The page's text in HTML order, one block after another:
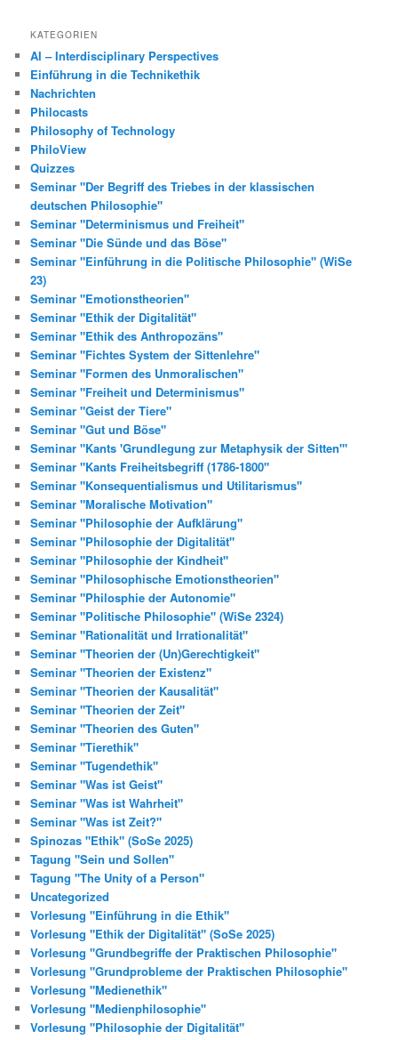
KATEGORIEN
AI – Interdisciplinary Perspectives
Einführung in die Technikethik
Nachrichten
Philocasts
Philosophy of Technology
PhiloView
Quizzes
Seminar "Der Begriff des Triebes in der klassischen
deutschen Philosophie"
Seminar "Determinismus und Freiheit"
Seminar "Die Sünde und das Böse"
Seminar "Einführung in die Politische Philosophie" (WiSe
23)
Seminar "Emotionstheorien"
Seminar "Ethik der Digitalität"
Seminar "Ethik des Anthropozäns"
Seminar "Fichtes System der Sittenlehre"
Seminar "Formen des Unmoralischen"
Seminar "Freiheit und Determinismus"
Seminar "Geist der Tiere"
Seminar "Gut und Böse"
Seminar "Kants 'Grundlegung zur Metaphysik der Sitten'"
Seminar "Kants Freiheitsbegriff (1786-1800"
Seminar "Konsequentialismus und Utilitarismus"
Seminar "Moralische Motivation"
Seminar "Philosophie der Aufklärung"
Seminar "Philosophie der Digitalität"
Seminar "Philosophie der Kindheit"
Seminar "Philosophische Emotionstheorien"
Seminar "Philosphie der Autonomie"
Seminar "Politische Philosophie" (WiSe 2324)
Seminar "Rationalität und Irrationalität"
Seminar "Theorien der (Un)Gerechtigkeit"
Seminar "Theorien der Existenz"
Seminar "Theorien der Kausalität"
Seminar "Theorien der Zeit"
Seminar "Theorien des Guten"
Seminar "Tierethik"
Seminar "Tugendethik"
Seminar "Was ist Geist"
Seminar "Was ist Wahrheit"
Seminar "Was ist Zeit?"
Spinozas "Ethik" (SoSe 2025)
Tagung "Sein und Sollen"
Tagung "The Unity of a Person"
Uncategorized
Vorlesung "Einführung in die Ethik"
Vorlesung "Ethik der Digitalität" (SoSe 2025)
Vorlesung "Grundbegriffe der Praktischen Philosophie"
Vorlesung "Grundprobleme der Praktischen Philosophie"
Vorlesung "Medienethik"
Vorlesung "Medienphilosophie"
Vorlesung "Philosophie der Digitalität"